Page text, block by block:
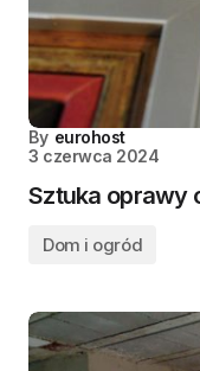
By eurohost
3 czerwca 2024
Sztuka oprawy
Dom i ogród